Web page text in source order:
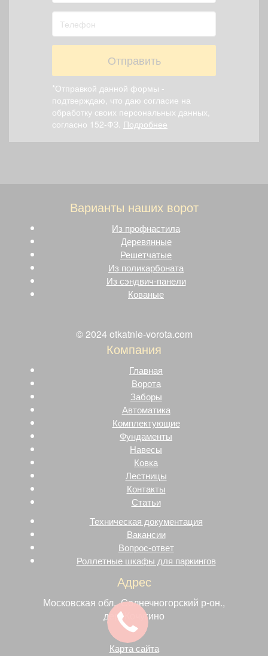
Отправить
*Отправкой данной формы -
подтверждаю, что даю согласие на
обработку своих персональных данных,
согласно 152-ФЗ. Подробнее
Варианты наших ворот
Из профнастила
Деревянные
Решетчатые
Из поликарбоната
Из сэндвич-панели
Кованые
© 2024 otkatnie-vorota.com
Компания
Главная
Ворота
Заборы
Автоматика
Комплектующие
Фундаменты
Навесы
Ковка
Лестницы
Контакты
Статьи
Техническая документация
Вакансии
Вопрос-ответ
Роллетные шкафы для паркингов
Адрес
Московская обл., Солнечногорский р-он.,
дер. Кочугино
Карта сайта